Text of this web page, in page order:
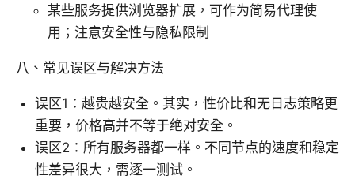
某些服务提供浏览器扩展，可作为简易代理使
用；注意安全性与隐私限制
八、常见误区与解决方法
误区1：越贵越安全。其实，性价比和无日志策略更
重要，价格高并不等于绝对安全。
误区2：所有服务器都一样。不同节点的速度和稳定
性差异很大，需逐一测试。